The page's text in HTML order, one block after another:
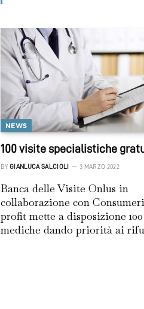
NEWS
100 visite specialistiche
BY GIANLUCA SALCIOLI 3 MARZO 2022
Banca delle Visite Onlus in
collaborazione con
profit mette a disposizione
mediche dando priorità ai